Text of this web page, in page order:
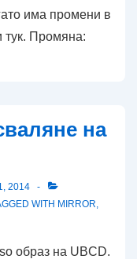
има промени в
тук. Промяна:
на
2014
WITH MIRROR,
образ на UBCD.